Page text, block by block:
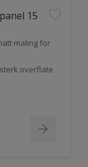
15
maling for
overflate